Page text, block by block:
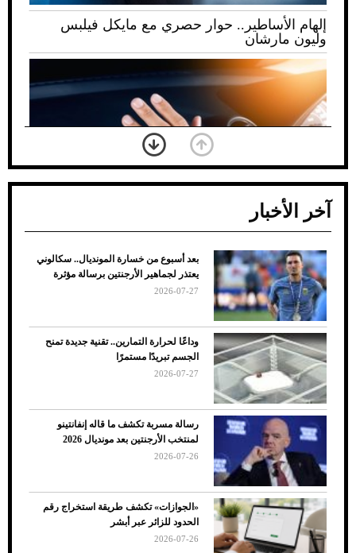
إلهام الأساطير.. حوار حصري مع مايكل فيلبس
وليون مارشان
ضعف تبريد مكيف السيارة عند الوقوف.. أشهر
الأسباب والحلول
7 نصائح لاختيار لون البنطلون المناسب للقميص
الأسود
آخر الأخبار
بعد أسبوع من خسارة المونديال.. سكالوني
يعتذر لجماهير الأرجنتين برسالة مؤثرة
2026-07-27
وداعًا لحرارة التمارين.. تقنية جديدة تمنح
الجسم تبريدًا مستمرًا
2026-07-27
رسالة مسربة تكشف ما قاله إنفانتينو
لمنتخب الأرجنتين بعد مونديال 2026
2026-07-26
«الجوازات» تكشف طريقة استخراج رقم
الحدود للزائر عبر أبشر
2026-07-26